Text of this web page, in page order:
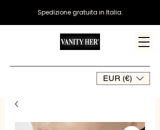
EUR (€)
Spedizione gratuita in Italia.